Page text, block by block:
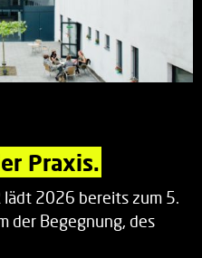
Praxis.
lädt 2026 bereits zum 5.
der Begegnung, des